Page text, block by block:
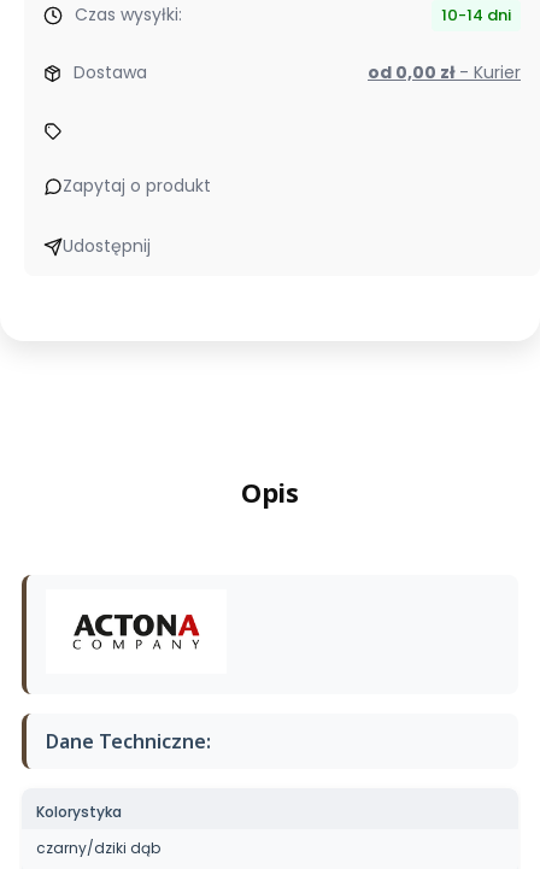
Czas wysyłki: 10-14 dni
Dostawa od 0,00 zł - Kurier
Zapytaj o produkt
Udostępnij
Opis
Dane Techniczne:
Kolorystyka
czarny/dziki dąb